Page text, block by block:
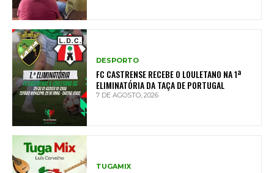
DESPORTO
FC CASTRENSE RECEBE O LOULETANO NA 1ª
ELIMINATÓRIA DA TAÇA DE PORTUGAL
7 DE AGOSTO, 2026
TUGAMIX